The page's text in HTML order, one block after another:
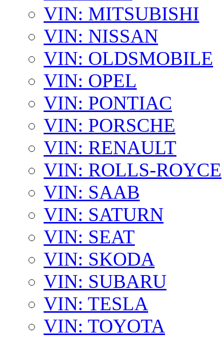
VIN: MITSUBISHI
VIN: NISSAN
VIN: OLDSMOBILE
VIN: OPEL
VIN: PONTIAC
VIN: PORSCHE
VIN: RENAULT
VIN: ROLLS-ROYCE
VIN: SAAB
VIN: SATURN
VIN: SEAT
VIN: SKODA
VIN: SUBARU
VIN: TESLA
VIN: TOYOTA